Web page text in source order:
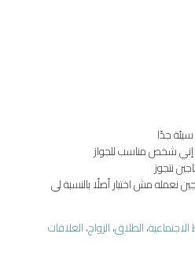
جدًا
إني شخص مناسب للجواز
نتجوز
نعمله مش اختيار أصلًا بالنسبة لي
،الطلاق،الزواج،العلاقات